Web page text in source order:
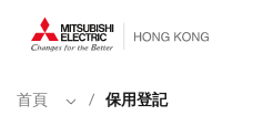
首頁 / 保用登記